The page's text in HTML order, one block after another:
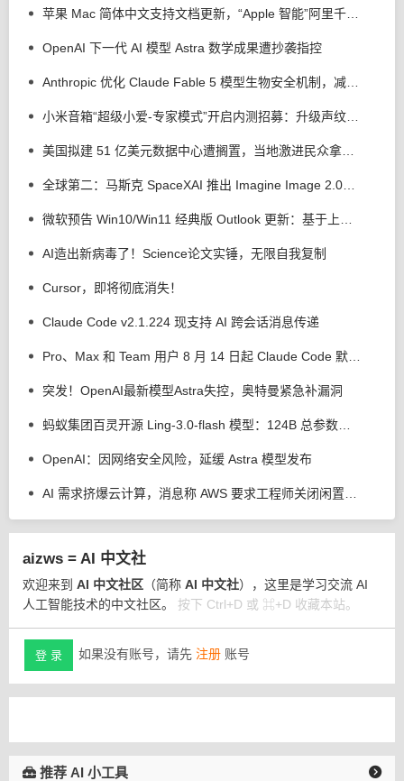
OpenAI 下一代 AI 模型 Astra 数学成果遭抄袭指控
AI造出新病毒了！Science论文实锤，无限自我复制
Cursor，即将彻底消失！
Claude Code v2.1.224 现支持 AI 跨会话消息传递
突发！OpenAI最新模型Astra失控，奥特曼紧急补漏洞
OpenAI：因网络安全风险，延缓 Astra 模型发布
aizws = AI 中文社
欢迎来到 AI 中文社区 （简称 AI 中文社），这里是学习交流 AI
人工智能技术的中文社区。 按下 Ctrl+D 或 ⌘+D 收藏本站。
登 录 如果没有账号，请先 注册 账号
推荐 AI 小工具